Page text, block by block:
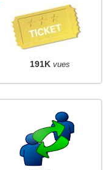
191K vues